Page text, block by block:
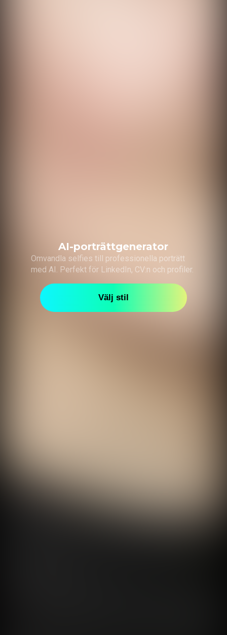
AI-porträttgenerator
Omvandla selfies till professionella porträtt
med AI. Perfekt för LinkedIn, CV:n och profiler.
Välj stil